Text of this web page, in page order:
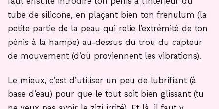
tube de silicone, en plaçant bien ton frenulum (la
petite partie de la peau qui relie l’extrémité de ton
pénis à la hampe) au-dessus du trou du capteur
de mouvement (d’où proviennent les vibrations).
Le mieux, c’est d’utiliser un peu de lubrifiant (à
base d’eau) pour que le tout soit bien glissant (tu